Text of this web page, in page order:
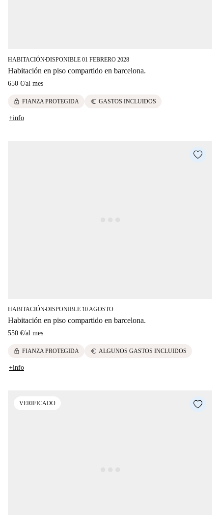
HABITACIÓN■DISPONIBLE 01 FEBRERO 2028
Habitación en piso compartido en barcelona.
650 €/al mes
lock FIANZA PROTEGIDA euro GASTOS INCLUIDOS
+info
HABITACIÓN■DISPONIBLE 10 AGOSTO
Habitación en piso compartido en barcelona.
550 €/al mes
lock FIANZA PROTEGIDA euro ALGUNOS GASTOS INCLUIDOS
+info
VERIFICADO